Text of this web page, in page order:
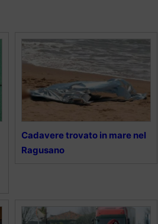
Cadavere trovato in mare nel
Ragusano